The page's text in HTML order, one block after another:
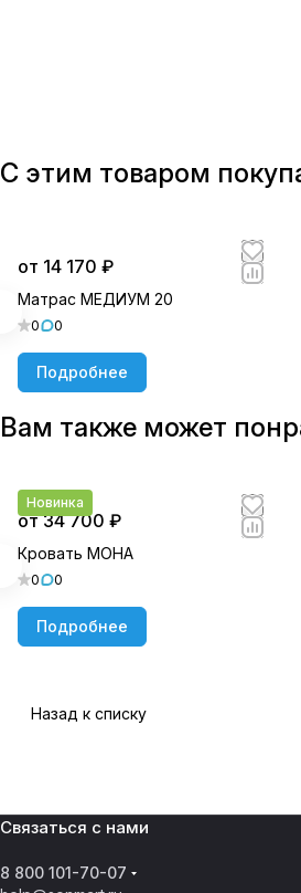
С этим товаром
от 14 170 ₽
Матрас МЕДИУМ 20
0 0
Подробнее
Вам также может
Новинка
от 34 700 ₽
Кровать МОНА
0 0
Подробнее
Назад к списку
Связаться с нами
8 800 101-70-07